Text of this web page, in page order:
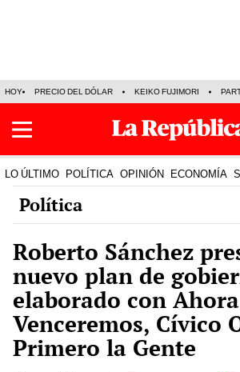
HOY PRECIO DEL DÓLAR KEIKO FUJIMORI
LO ÚLTIMO POLÍTICA OPINIÓN ECONOMÍA
Política
Roberto Sánchez
nuevo plan de
elaborado con
Venceremos, Cívico
Primero la Gente